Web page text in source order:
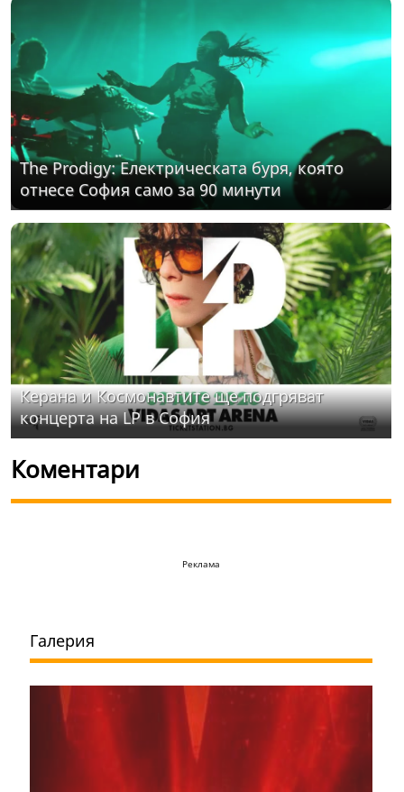
The Prodigy: Електрическата буря, която
отнесе София само за 90 минути
Керана и Космонавтите ще подгряват
концерта на LP в София
Коментари
Реклама
Галерия